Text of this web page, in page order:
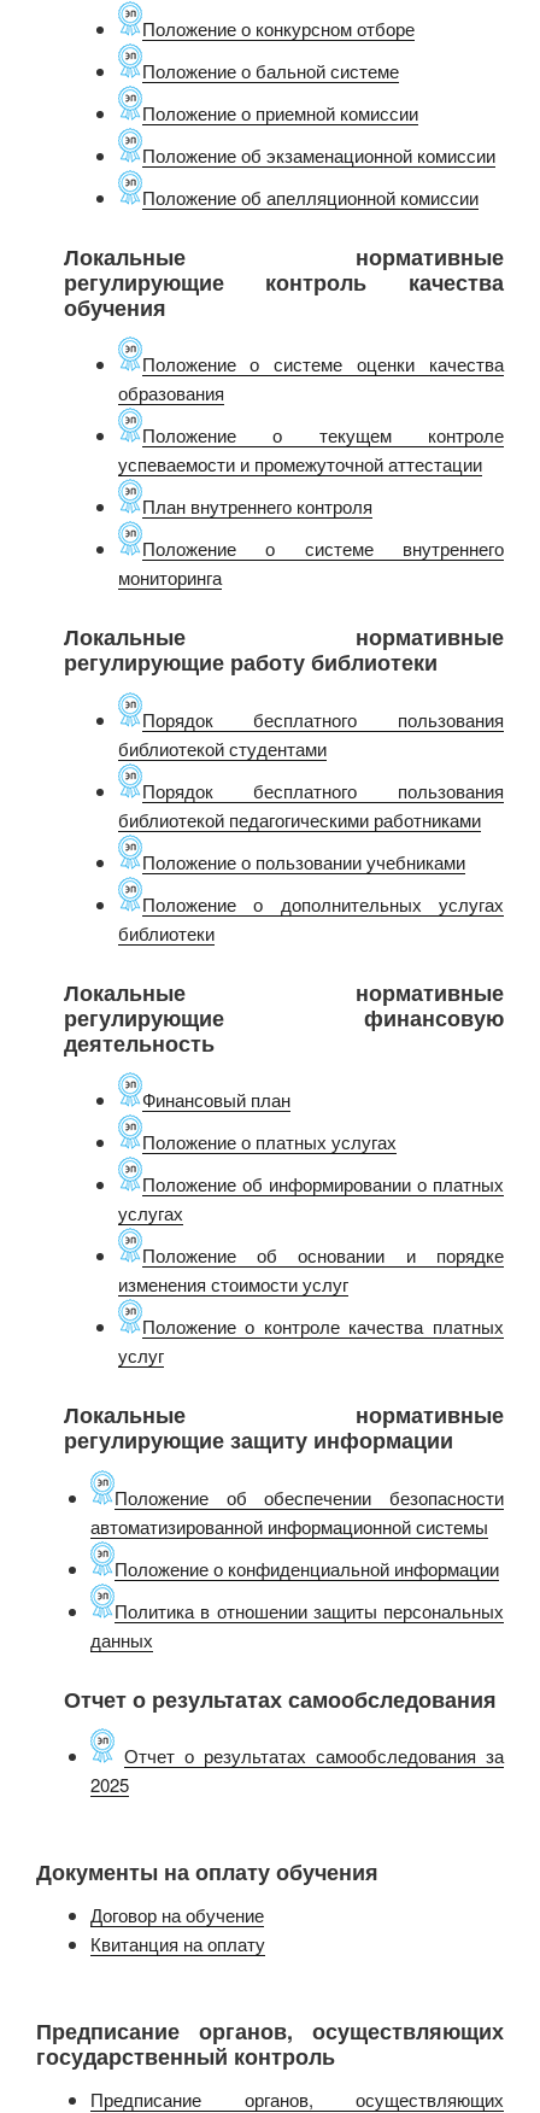
Положение о конкурсном отборе
Положение о бальной системе
Положение о приемной комиссии
Положение об экзаменационной комиссии
Положение об апелляционной комиссии
Локальные нормативные
регулирующие контроль качества
обучения
Положение о системе оценки качества
образования
Положение о текущем контроле
успеваемости и промежуточной аттестации
План внутреннего контроля
Положение о системе внутреннего
мониторинга
Локальные нормативные
регулирующие работу библиотеки
Порядок бесплатного пользования
библиотекой студентами
Порядок бесплатного пользования
библиотекой педагогическими работниками
Положение о пользовании учебниками
Положение о дополнительных услугах
библиотеки
Локальные нормативные
регулирующие финансовую
деятельность
Финансовый план
Положение о платных услугах
Положение об информировании о платных
услугах
Положение об основании и порядке
изменения стоимости услуг
Положение о контроле качества платных
услуг
Локальные нормативные
регулирующие защиту информации
Положение об обеспечении безопасности
автоматизированной информационной системы
Положение о конфиденциальной информации
Политика в отношении защиты персональных
данных
Отчет о результатах самообследования
Отчет о результатах самообследования за
2025
Документы на оплату обучения
Договор на обучение
Квитанция на оплату
Предписание органов, осуществляющих
государственный контроль
Предписание органов, осуществляющих